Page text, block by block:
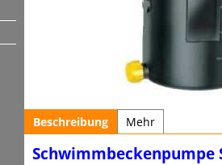
Beschreibung Mehr
Schwimmbeckenpumpe